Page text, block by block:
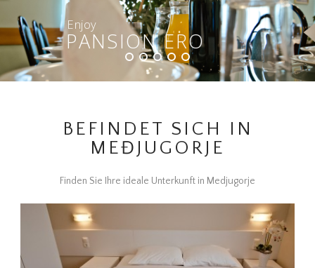
Enjoy
PANSION ERO
BEFINDET SICH IN
MEĐJUGORJE
Finden Sie Ihre ideale Unterkunft in Medjugorje